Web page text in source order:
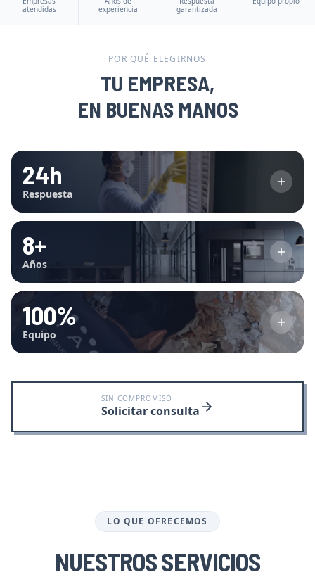
atendidas
experiencia
garantizada
POR QUÉ ELEGIRNOS
TU EMPRESA,
EN BUENAS MANOS
24h
Respuesta
8+
Años
100%
Equipo
SIN COMPROMISO
Solicitar consulta
LO QUE OFRECEMOS
NUESTROS SERVICIOS